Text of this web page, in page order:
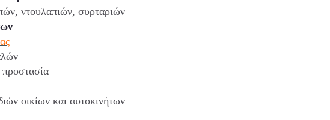
ντουλαπιών, συρταριών
προστασία
οικίων και αυτοκινήτων